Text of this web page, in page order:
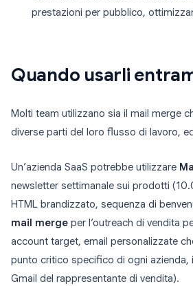
prestazioni per pubblico,
Quando usarli
Molti team utilizzano sia il mail merge
diverse parti del loro flusso di lavoro,
Un’azienda SaaS potrebbe utilizzare
newsletter settimanale sui prodotti
HTML brandizzato, sequenza di
mail merge per l’outreach di vendita
account target, email personalizzate
punto critico specifico di ogni azienda,
Gmail del rappresentante di vendita).